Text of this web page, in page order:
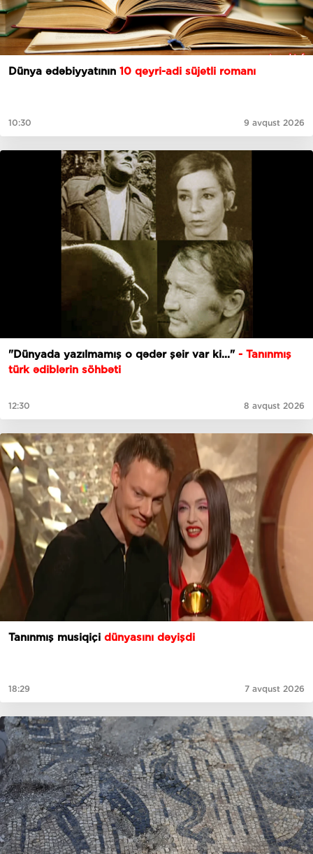
Dünya ədəbiyyatının 10 qeyri-adi süjetli romanı
10:30 9 avqust 2026
"Dünyada yazılmamış o qədər şeir var ki..." - Tanınmış
türk ədiblərin söhbəti
12:30 8 avqust 2026
Tanınmış musiqiçi dünyasını dəyişdi
18:29 7 avqust 2026